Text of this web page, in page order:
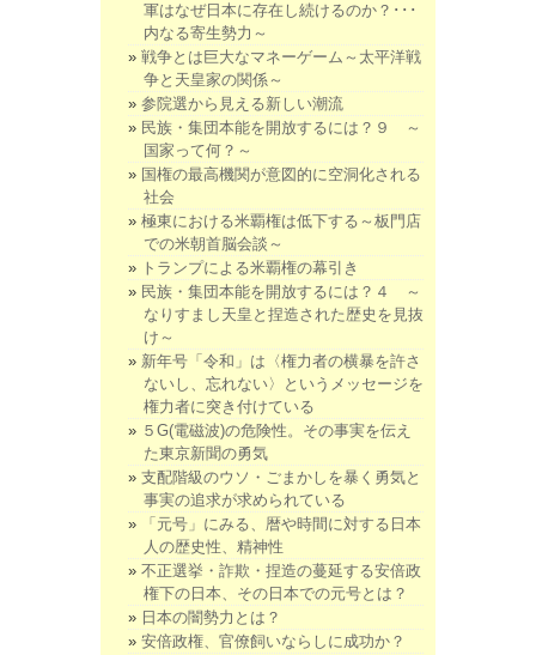
軍はなぜ日本に存在し続けるのか？･･･
内なる寄生勢力～
戦争とは巨大なマネーゲーム～太平洋戦
争と天皇家の関係～
参院選から見える新しい潮流
民族・集団本能を開放するには？９ ～
国家って何？～
国権の最高機関が意図的に空洞化される
社会
極東における米覇権は低下する～板門店
での米朝首脳会談～
トランプによる米覇権の幕引き
民族・集団本能を開放するには？４ ～
なりすまし天皇と捏造された歴史を見抜
け～
新年号「令和」は〈権力者の横暴を許さ
ないし、忘れない〉というメッセージを
権力者に突き付けている
５G(電磁波)の危険性。その事実を伝え
た東京新聞の勇気
支配階級のウソ・ごまかしを暴く勇気と
事実の追求が求められている
「元号」にみる、暦や時間に対する日本
人の歴史性、精神性
不正選挙・詐欺・捏造の蔓延する安倍政
権下の日本、その日本での元号とは？
日本の闇勢力とは？
安倍政権、官僚飼いならしに成功か？